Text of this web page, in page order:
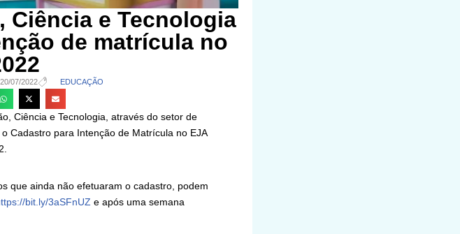
Ciência e Tecnologia
de matrícula no
20/07/2022 EDUCAÇÃO
Ciência e Tecnologia, através do setor de
Cadastro para Intenção de Matrícula no EJA
que ainda não efetuaram o cadastro, podem
bit.ly/3aSFnUZ e após uma semana